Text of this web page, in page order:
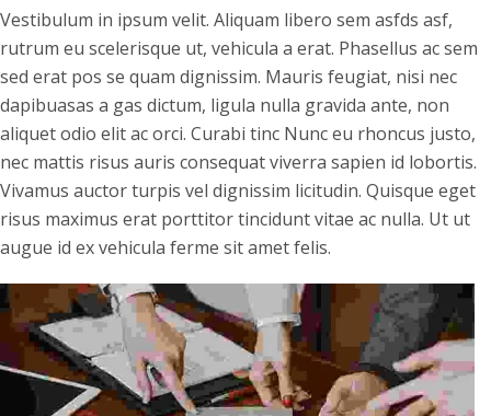
Vestibulum in ipsum velit. Aliquam libero sem asfds asf,
rutrum eu scelerisque ut, vehicula a erat. Phasellus ac sem
sed erat pos se quam dignissim. Mauris feugiat, nisi nec
dapibuasas a gas dictum, ligula nulla gravida ante, non
aliquet odio elit ac orci. Curabi tinc Nunc eu rhoncus justo,
nec mattis risus auris consequat viverra sapien id lobortis.
Vivamus auctor turpis vel dignissim licitudin. Quisque eget
risus maximus erat porttitor tincidunt vitae ac nulla. Ut ut
augue id ex vehicula ferme sit amet felis.